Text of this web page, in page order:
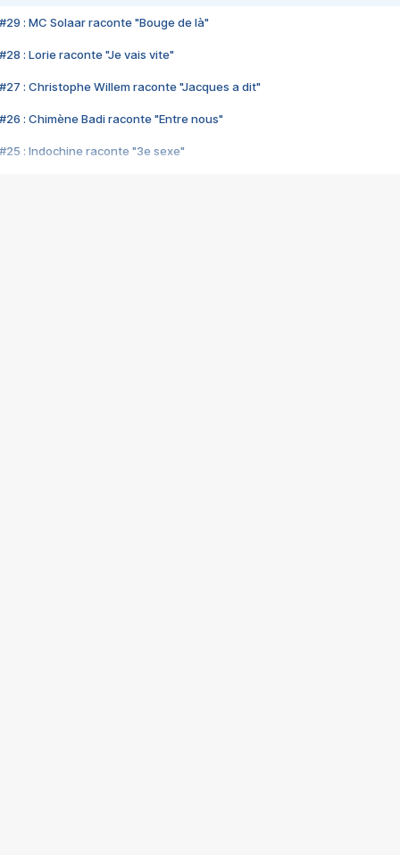
#29 : MC Solaar raconte "Bouge de là"
#28 : Lorie raconte "Je vais vite"
#27 : Christophe Willem raconte "Jacques a dit"
#26 : Chimène Badi raconte "Entre nous"
#25 : Indochine raconte "3e sexe"